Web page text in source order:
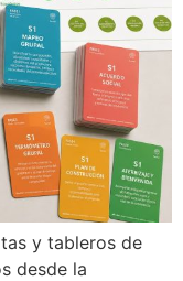
y tableros de
desde la